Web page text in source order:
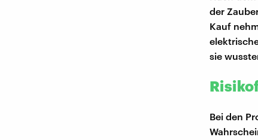
der
Kauf
sie
Bei den